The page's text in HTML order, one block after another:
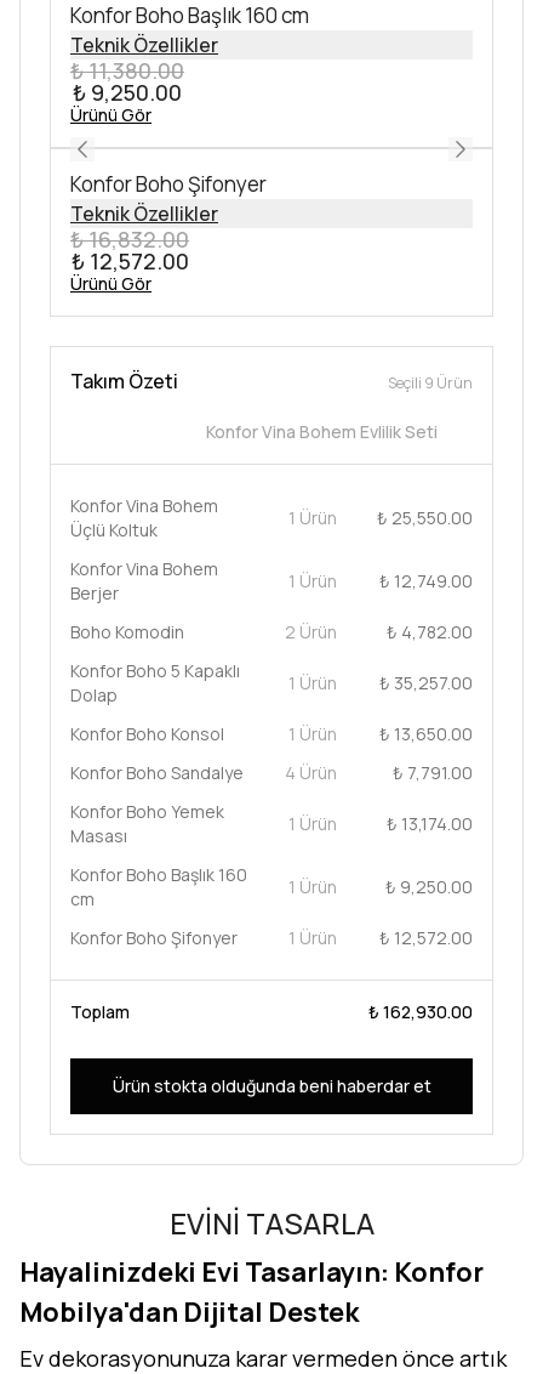
Konfor Boho Başlık 160 cm
Teknik Özellikler
₺ 11,380.00
₺ 9,250.00
Ürünü Gör
Konfor Boho Şifonyer
Teknik Özellikler
₺ 16,832.00
₺ 12,572.00
Ürünü Gör
Takım Özeti Seçili 9 Ürün
Konfor Vina Bohem Evlilik Seti
Konfor Vina Bohem
Üçlü Koltuk
1 Ürün ₺ 25,550.00
Konfor Vina Bohem
Berjer
1 Ürün ₺ 12,749.00
Boho Komodin 2 Ürün
₺ 4,782.00
Konfor Boho 5 Kapaklı
Dolap
1 Ürün ₺ 35,257.00
Konfor Boho Konsol 1 Ürün
₺ 13,650.00
Konfor Boho Sandalye
4 Ürün
₺ 7,791.00
Konfor Boho Yemek
Masası
1 Ürün ₺ 13,174.00
Konfor Boho Başlık 160
cm
1 Ürün ₺ 9,250.00
Konfor Boho Şifonyer 1 Ürün ₺ 12,572.00
Toplam ₺ 162,930.00
Ürün stokta olduğunda beni haberdar et
EVİNİ TASARLA
Hayalinizdeki Evi Tasarlayın: Konfor
Mobilya'dan Dijital Destek
Ev dekorasyonunuza karar vermeden önce artık